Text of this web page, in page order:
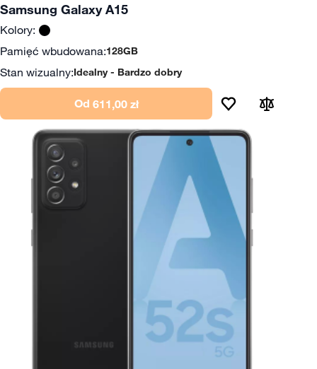
Samsung Galaxy A15
Kolory:
Pamięć wbudowana:128GB
Stan wizualny:Idealny Bardzo dobry
Od 611,00 zł